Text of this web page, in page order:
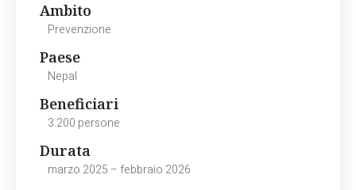
Ambito
Prevenzione
Paese
Nepal
Beneficiari
3.200 persone
Durata
marzo 2025 – febbraio 2026